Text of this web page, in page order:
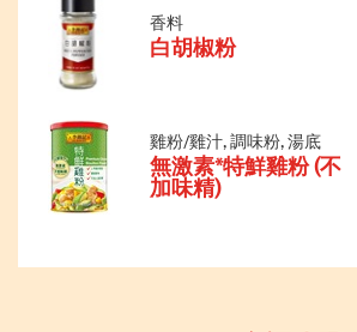
香料
白胡椒粉
雞粉/雞汁, 調味粉, 湯底
無激素*特鮮雞粉 (不
加味精)